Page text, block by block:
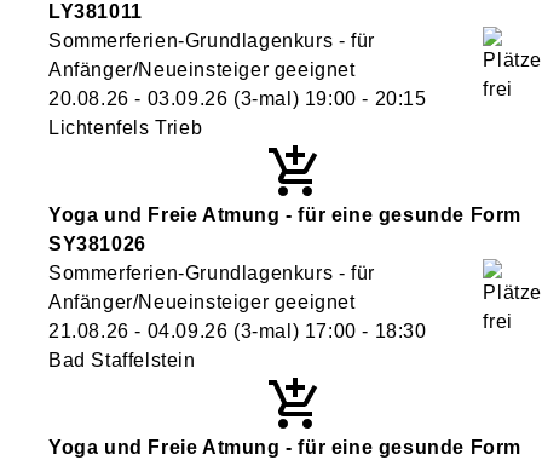
LY381011
Sommerferien-Grundlagenkurs - für
Anfänger/Neueinsteiger geeignet
20.08.26 - 03.09.26 (3-mal) 19:00 - 20:15
Lichtenfels Trieb
Yoga und Freie Atmung - für eine gesunde Form
SY381026
Sommerferien-Grundlagenkurs - für
Anfänger/Neueinsteiger geeignet
21.08.26 - 04.09.26 (3-mal) 17:00 - 18:30
Bad Staffelstein
Yoga und Freie Atmung - für eine gesunde Form